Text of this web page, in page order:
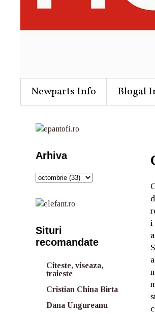
Newparts Info Blogal
Arhiva
Situri
recomandate
Citeste, viseaza,
traieste
Cristian China Birta
Dana Ungureanu